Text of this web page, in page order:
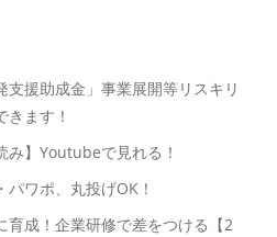
支援助成金」事業展開等リスキリ
ます！
み】Youtubeで見れる！
パワポ、丸投げOK！
育成！企業研修で差をつける【2